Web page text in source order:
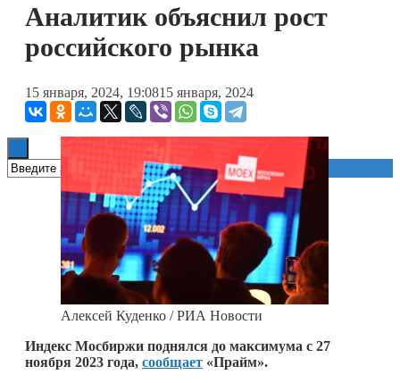
Книги
Аналитик объяснил рост
российского рынка
15 января, 2024, 19:0815 января, 2024
Алексей Куденко / РИА Новости
Индекс Мосбиржи поднялся до максимума с 27
ноября 2023 года, сообщает «Прайм».